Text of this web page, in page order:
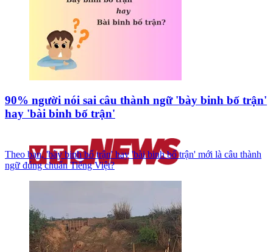
90% người nói sai câu thành ngữ 'bày binh bố trận'
hay 'bài binh bố trận'
Theo bạn, 'bày binh bố trận' hay 'bài binh bố trận' mới là câu thành
ngữ đúng chuẩn Tiếng Việt?